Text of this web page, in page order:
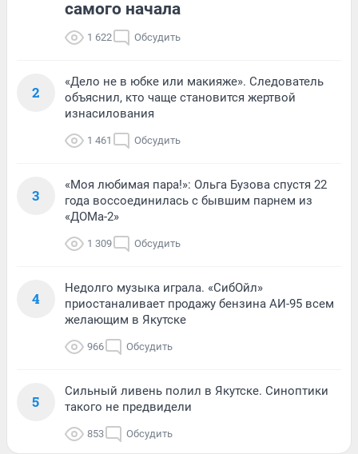
самого начала
1 622 Обсудить
2
«Дело не в юбке или макияже». Следователь
объяснил, кто чаще становится жертвой
изнасилования
1 461 Обсудить
3
«Моя любимая пара!»: Ольга Бузова спустя 22
года воссоединилась с бывшим парнем из
«ДОМа-2»
1 309 Обсудить
4
Недолго музыка играла. «СибОйл»
приостаналивает продажу бензина АИ-95 всем
желающим в Якутске
966 Обсудить
5
Сильный ливень полил в Якутске. Синоптики
такого не предвидели
853 Обсудить